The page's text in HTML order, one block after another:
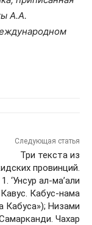
А.А.
Следующая статья
Три текста из
провинций.
‘Унсур ал-ма’али
Кабус-нама
Кабуса»); Низами
Чахар